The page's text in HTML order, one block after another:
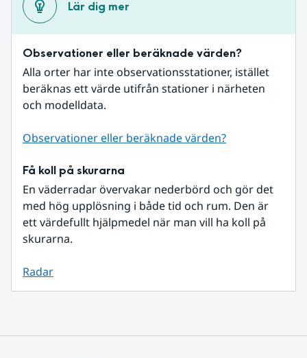
Lär dig mer
Observationer eller beräknade värden?
Alla orter har inte observationsstationer, istället
beräknas ett värde utifrån stationer i närheten
och modelldata.
Observationer eller beräknade värden?
Få koll på skurarna
En väderradar övervakar nederbörd och gör det
med hög upplösning i både tid och rum. Den är
ett värdefullt hjälpmedel när man vill ha koll på
skurarna.
Radar